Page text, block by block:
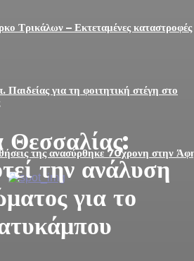
Θεσσαλίας:
την ανάλυση
για το
Τρικάλων – Εκτεταμένες καταστροφές
για τη φοιτητική στέγη στο
της ανασύρθηκε 70χρονη στην